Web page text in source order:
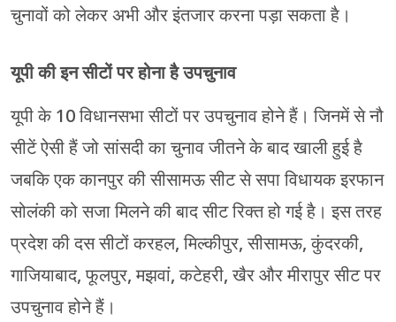
चुनावों को लेकर अभी और इंतजार करना पड़ा सकता है।
यूपी की इन सीटों पर होना है उपचुनाव
यूपी के 10 विधानसभा सीटों पर उपचुनाव होने हैं। जिनमें से नौ
सीटें ऐसी हैं जो सांसदी का चुनाव जीतने के बाद खाली हुई है
जबकि एक कानपुर की सीसामऊ सीट से सपा विधायक इरफान
सोलंकी को सजा मिलने की बाद सीट रिक्त हो गई है। इस तरह
प्रदेश की दस सीटों करहल, मिल्कीपुर, सीसामऊ, कुंदरकी,
गाजियाबाद, फूलपुर, मझवां, कटेहरी, खैर और मीरापुर सीट पर
उपचुनाव होने हैं।